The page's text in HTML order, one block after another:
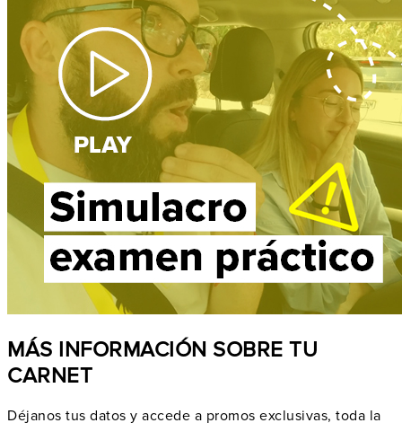
MÁS INFORMACIÓN SOBRE TU
CARNET
Déjanos tus datos y accede a promos exclusivas, toda la